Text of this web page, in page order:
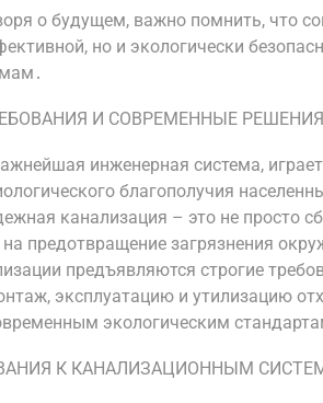
о будущем, важно помнить, что
но и экологически
И СОВРЕМЕННЫЕ РЕШЕНИЯ
инженерная система,
благополучия
канализация – это не просто
предотвращение загрязнения
предъявляются строгие
эксплуатацию и утилизацию
экологическим
К КАНАЛИЗАЦИОННЫМ